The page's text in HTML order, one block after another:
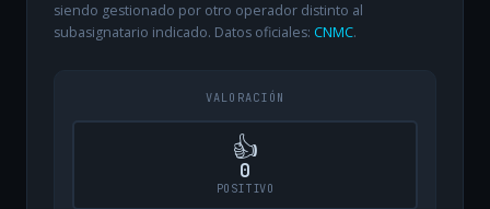
siendo gestionado por otro operador distinto al
subasignatario indicado. Datos oficiales: CNMC.
VALORACIÓN
👍
0
POSITIVO